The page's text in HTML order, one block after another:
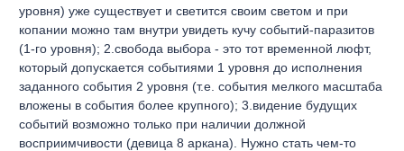
уровня) уже существует и светится своим светом и при
копании можно там внутри увидеть кучу событий-паразитов
(1-го уровня); 2.свобода выбора - это тот временной люфт,
который допускается событиями 1 уровня до исполнения
заданного события 2 уровня (т.е. события мелкого масштаба
вложены в события более крупного); 3.видение будущих
событий возможно только при наличии должной
восприимчивости (девица 8 аркана). Нужно стать чем-то